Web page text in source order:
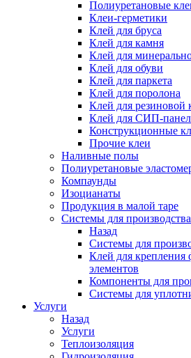
Полиуретановые
Клеи-герметики
Клей для бруса
Клей для камня
Клей для
Клей для обуви
Клей для паркета
Клей для поролона
Клей для резиновой
Клей для СИП-
Конструкционные
Прочие клеи
Наливные полы
Полиуретановые
Компаунды
Изоцианаты
Продукция в малой таре
Системы для
Назад
Системы для
Клей для
элементов
Компоненты для
Системы для
Услуги
Назад
Услуги
Теплоизоляция